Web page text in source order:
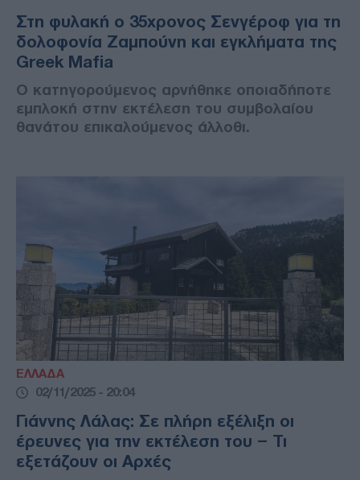
Στη φυλακή ο 35χρονος Σενγέροφ για τη
δολοφονία Ζαμπούνη και εγκλήματα της
Greek Mafia
Ο κατηγορούμενος αρνήθηκε οποιαδήποτε
εμπλοκή στην εκτέλεση του συμβολαίου
θανάτου επικαλούμενος άλλοθι.
ΕΛΛΑΔΑ
02/11/2025 - 20:04
Γιάννης Λάλας: Σε πλήρη εξέλιξη οι
έρευνες για την εκτέλεση του – Τι
εξετάζουν οι Αρχές